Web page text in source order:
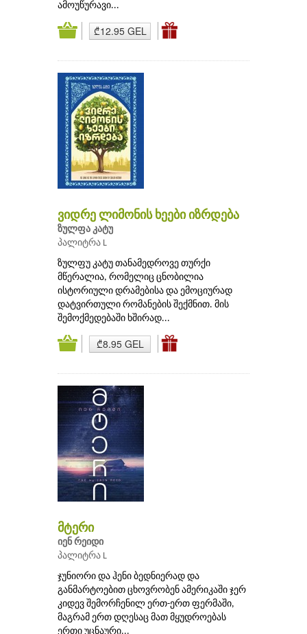
ამოუწურავი...
₾12.95 GEL
ვიდრე ლიმონის ხეები იზრდება
ზულფა კატუ
პალიტრა L
ზულფუ კატუ თანამედროვე თურქი
მწერალია, რომელიც ცნობილია
ისტორიული დრამებისა და ემოციურად
დატვირთული რომანების შექმნით. მის
შემოქმედებაში ხშირად...
₾8.95 GEL
მტერი
იენ რეიდი
პალიტრა L
ჯუნიორი და ჰენი ბედნიერად და
განმარტოებით ცხოვრობენ ამერიკაში ჯერ
კიდევ შემორჩენილ ერთ-ერთ ფერმაში,
მაგრამ ერთ დღესაც მათ მყუდროებას
ერთი უცნაური...